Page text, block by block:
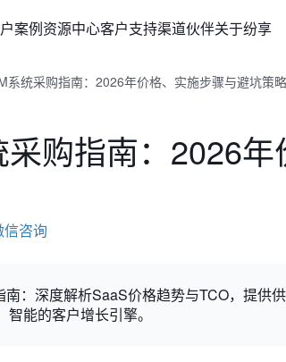
案例资源中心客户支持渠道伙伴关于纷享
系统采购指南：2026年价格、实施步骤与避坑策略
购指南：2026
信咨询
：深度解析SaaS价格趋势与TCO，提供
能的客户增长引擎。